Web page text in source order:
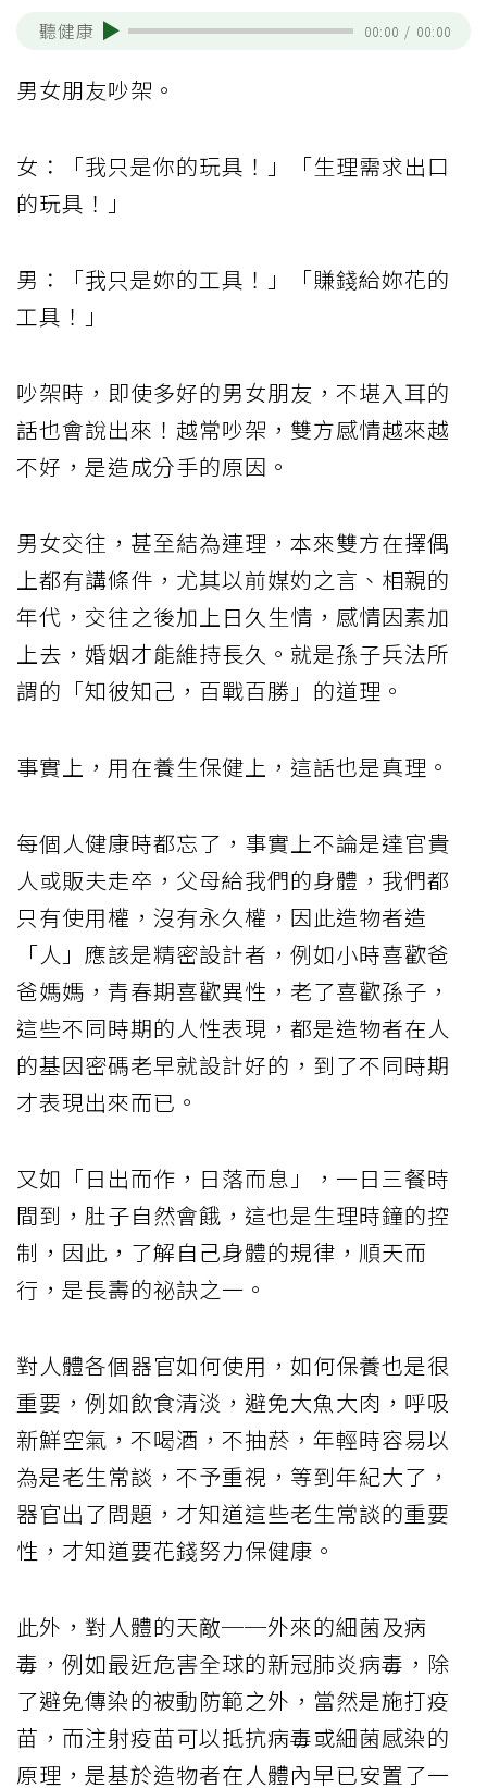
聽健康 00:00 / 00:00
男女朋友吵架。
女：「我只是你的玩具！」「生理需求出口
的玩具！」
男：「我只是妳的工具！」「賺錢給妳花的
工具！」
吵架時，即使多好的男女朋友，不堪入耳的
話也會說出來！越常吵架，雙方感情越來越
不好，是造成分手的原因。
男女交往，甚至結為連理，本來雙方在擇偶
上都有講條件，尤其以前媒妁之言、相親的
年代，交往之後加上日久生情，感情因素加
上去，婚姻才能維持長久。就是孫子兵法所
謂的「知彼知己，百戰百勝」的道理。
事實上，用在養生保健上，這話也是真理。
每個人健康時都忘了，事實上不論是達官貴
人或販夫走卒，父母給我們的身體，我們都
只有使用權，沒有永久權，因此造物者造
「人」應該是精密設計者，例如小時喜歡爸
爸媽媽，青春期喜歡異性，老了喜歡孫子，
這些不同時期的人性表現，都是造物者在人
的基因密碼老早就設計好的，到了不同時期
才表現出來而已。
又如「日出而作，日落而息」，一日三餐時
間到，肚子自然會餓，這也是生理時鐘的控
制，因此，了解自己身體的規律，順天而
行，是長壽的祕訣之一。
對人體各個器官如何使用，如何保養也是很
重要，例如飲食清淡，避免大魚大肉，呼吸
新鮮空氣，不喝酒，不抽菸，年輕時容易以
為是老生常談，不予重視，等到年紀大了，
器官出了問題，才知道這些老生常談的重要
性，才知道要花錢努力保健康。
此外，對人體的天敵──外來的細菌及病
毒，例如最近危害全球的新冠肺炎病毒，除
了避免傳染的被動防範之外，當然是施打疫
苗，而注射疫苗可以抵抗病毒或細菌感染的
原理，是基於造物者在人體內早已安置了一